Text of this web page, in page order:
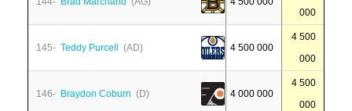
000
145- Teddy Purcell (AD) 4 500 000
4 500
000
146- Braydon Coburn (D) 4 000 000
4 500
000